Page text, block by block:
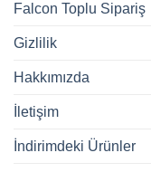
Falcon Toplu Sipariş
Gizlilik
Hakkımızda
İletişim
İndirimdeki Ürünler